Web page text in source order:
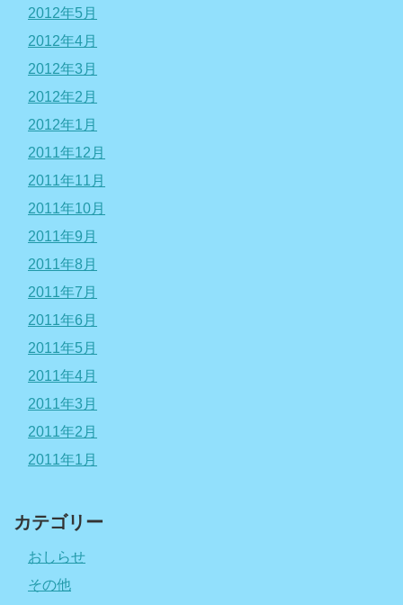
2012年5月
2012年4月
2012年3月
2012年2月
2012年1月
2011年12月
2011年11月
2011年10月
2011年9月
2011年8月
2011年7月
2011年6月
2011年5月
2011年4月
2011年3月
2011年2月
2011年1月
カテゴリー
おしらせ
その他